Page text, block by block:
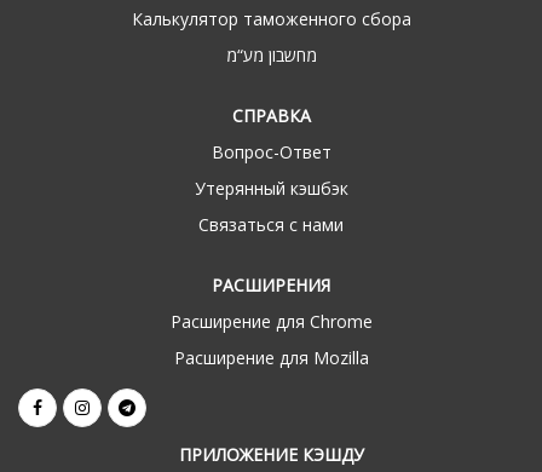
Калькулятор таможенного сбора
מחשבון מע“מ
СПРАВКА
Вопрос-Ответ
Утерянный кэшбэк
Связаться с нами
РАСШИРЕНИЯ
Расширение для Chrome
Расширение для Mozilla
ПРИЛОЖЕНИЕ КЭШДУ